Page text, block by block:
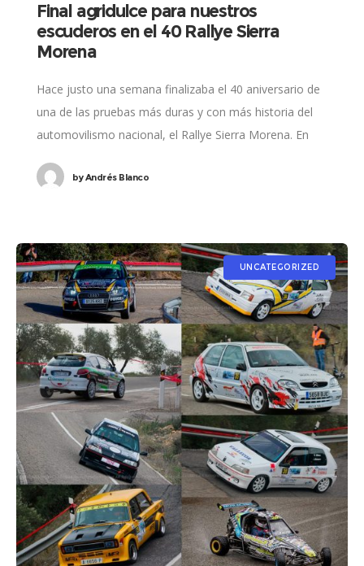
Final agridulce para nuestros
escuderos en el 40 Rallye Sierra
Morena
Hace justo una semana finalizaba el 40 aniversario de
una de las pruebas más duras y con más historia del
automovilismo nacional, el Rallye Sierra Morena. En
byAndrés Blanco
UNCATEGORIZED